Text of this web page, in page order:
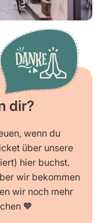
dir?
wenn du
über unsere
hier buchst.
wir bekommen
wir noch mehr
🧡